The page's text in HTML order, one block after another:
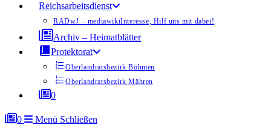
Reichsarbeitsdienst
RADwJ – mediawikiInteresse, Hilf uns mit dabei!
Archiv – Heimatblätter
Protektorat
Oberlandratsbezirk Böhmen
Oberlandratsbezirk Mähren
0
0 Menü Schließen